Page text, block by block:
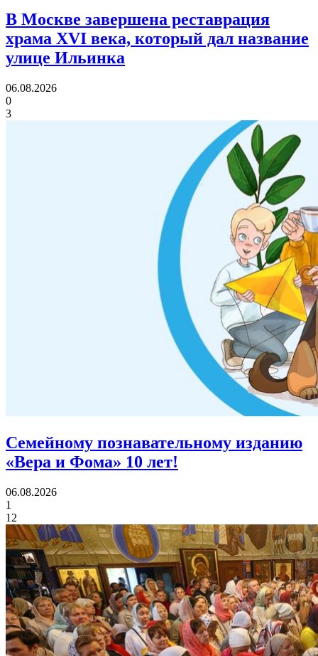
В Москве завершена реставрация
храма XVI века, который дал название
улице Ильинка
06.08.2026
0
3
Семейному познавательному изданию
«Вера и Фома» 10 лет!
06.08.2026
1
12